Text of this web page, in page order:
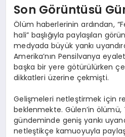
Son Görüntüsü
Ölüm haberlerinin ardından,
hali” başlığıyla paylaşılan
medyada büyük yankı
Amerika’nın Pensilvanya
başka bir yere götürülürken
dikkatleri üzerine çekmişti.
Gelişmeleri netleştirmek için
beklenmekte. Gülen’in
gündeminde geniş yankı
netleştikçe kamuoyuyla